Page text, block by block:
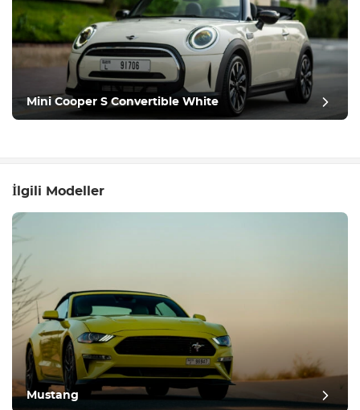
Mini Cooper S Convertible White
İlgili Modeller
Mustang